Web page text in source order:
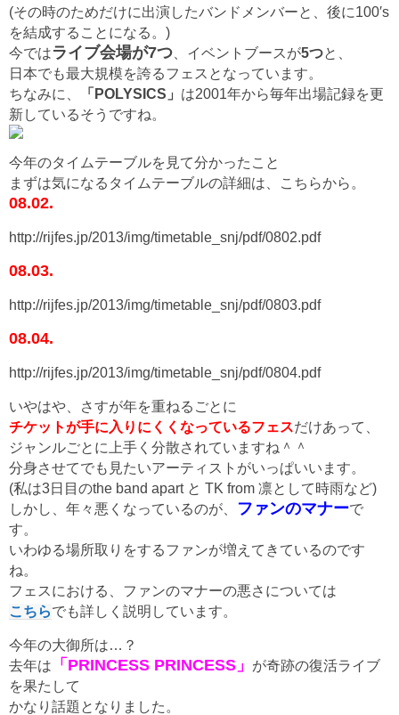
(その時のためだけに出演したバンドメンバーと、後に100′s
を結成することになる。)
今ではライブ会場が7つ 、イベントブースが5つと、
日本でも最大規模を誇るフェスとなっています。
ちなみに、
「POLYSICS」 は2001年から毎年出場記録を更
新しているそうですね。
今年のタイムテーブルを見て分かったこと
まずは気になるタイムテーブルの詳細は、こちらから。
08.02.
http://rijfes.jp/2013/img/timetable_snj/pdf/0802.pdf
08.03.
http://rijfes.jp/2013/img/timetable_snj/pdf/0803.pdf
08.04.
http://rijfes.jp/2013/img/timetable_snj/pdf/0804.pdf
いやはや、さすが年を重ねるごとに
チケットが手に入りにくくなっているフェスだけあって、
ジャンルごとに上手く分散されていますね＾＾
分身させてでも見たいアーティストがいっぱいいます。
(私は3日目のthe band apart と TK from 凛として時雨など)
しかし、年々悪くなっているのが、
ファンのマナーで
す。
いわゆる場所取りをするファンが増えてきているのです
ね。
フェスにおける、ファンのマナーの悪さについては
こちらでも詳しく説明しています。
今年の大御所は…？
去年は
「PRINCESS PRINCESS」
が奇跡の復活ライブ
を果たして
かなり話題となりました。